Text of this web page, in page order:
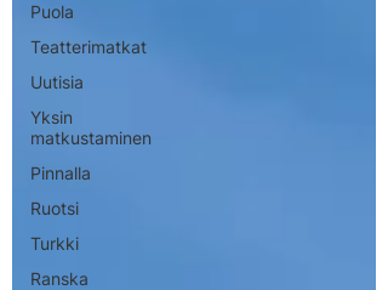
Puola
Teatterimatkat
Uutisia
Yksin
matkustaminen
Pinnalla
Ruotsi
Turkki
Ranska